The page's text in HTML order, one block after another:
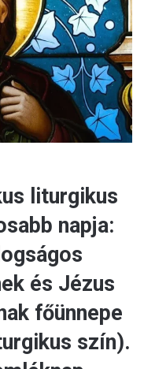
liturgikus
napja:
és Jézus
főünnepe
szín).